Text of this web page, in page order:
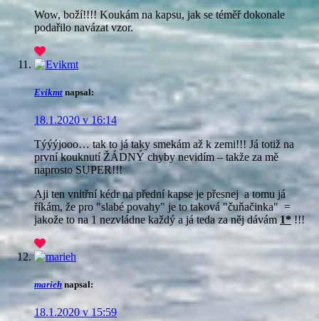
Wow, boží!!!! Koukám na kapsu, jak se téměř dokonale
podařilo navázat vzor.
Evikmt napsal:
18.1.2020 v 16:14
Týýýjooo… tak to já taky smekám až k zemi!!! Já totiž na
první kouknutí ŽÁDNÝ chyby nevidím – takže za mě
naprosto SUPER!!!
Aji ten vnitřní kédr na přední kapse je přesnej a tomu já
říkám, že pro "slabé povahy" je to taková "čuňačinka" =
jakože to na 1 nezvládne každý a já teda za něj dávám1*!!!
marieh napsal:
18.1.2020 v 15:59